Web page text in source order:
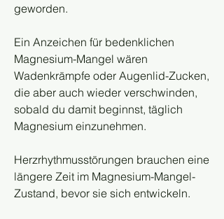
geworden.
Ein Anzeichen für bedenklichen
Magnesium-Mangel wären
Wadenkrämpfe oder Augenlid-Zucken,
die aber auch wieder verschwinden,
sobald du damit beginnst, täglich
Magnesium einzunehmen.
Herzrhythmusstörungen brauchen eine
längere Zeit im Magnesium-Mangel-
Zustand, bevor sie sich entwickeln.